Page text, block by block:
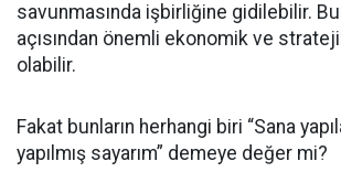
savunmasında işbirliğine gidilebilir.
açısından önemli ekonomik ve
olabilir.
Fakat bunların herhangi biri “Sana
yapılmış sayarım” demeye değer mi?